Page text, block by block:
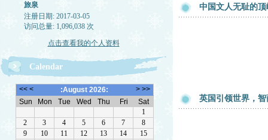
旅泉
注册日期: 2017-03-05
访问总量: 1,096,038 次
点击查看我的个人资料
Calendar
中国文人无耻的顶
英国引领世界，